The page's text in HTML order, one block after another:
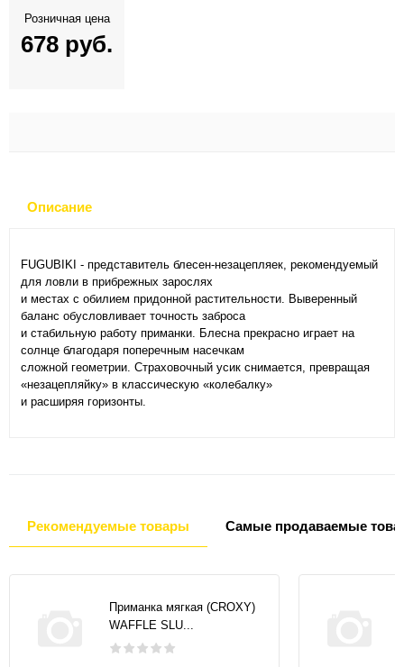
Розничная цена
678 руб.
Описание
FUGUBIKI - представитель блесен-незацепляек, рекомендуемый
для ловли в прибрежных зарослях
и местах с обилием придонной растительности. Выверенный
баланс обусловливает точность заброса
и стабильную работу приманки. Блесна прекрасно играет на
солнце благодаря поперечным насечкам
сложной геометрии. Страховочный усик снимается, превращая
«незацепляйку» в классическую «колебалку»
и расширяя горизонты.
Рекомендуемые товары Самые продаваемые
Приманка мягкая (CROXY)
WAFFLE SLU...